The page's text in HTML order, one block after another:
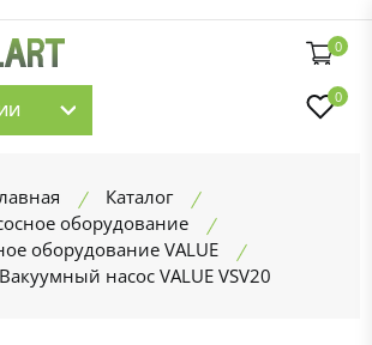
0
0
Каталог
оборудование
оборудование VALUE
насос VALUE VSV20